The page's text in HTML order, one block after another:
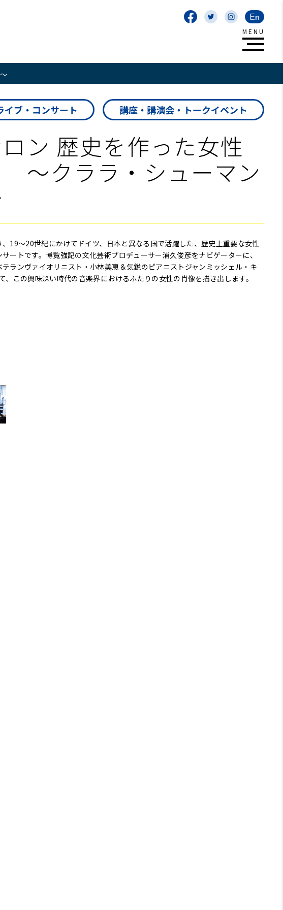
イブ・コンサート 講座・講演会・トークイベント
ン 歴史を作った女性
～クララ・シューマン
19～20世紀にかけてドイツ、日本と異なる国で活躍した、歴史上重要な女性
ートです。博覧強記の文化芸術プロデューサー浦久俊彦をナビゲーターに、
ランヴァイオリニスト・小林美恵＆気鋭のピアニストジャンミッシェル・キ
、この興味深い時代の音楽界におけるふたりの女性の肖像を描き出します。